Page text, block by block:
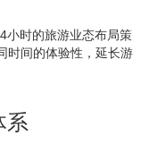
小时的旅游业态布局策
时间的体验性，延长游
系